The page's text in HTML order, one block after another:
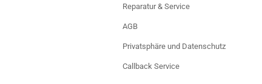
Reparatur & Service
AGB
Privatsphäre und Datenschutz
Callback Service